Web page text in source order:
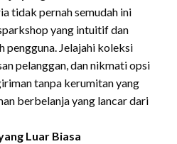
tidak pernah semudah ini
yang intuitif dan
pengguna. Jelajahi koleksi
pelanggan, dan nikmati opsi
tanpa kerumitan yang
berbelanja yang lancar dari
Luar Biasa